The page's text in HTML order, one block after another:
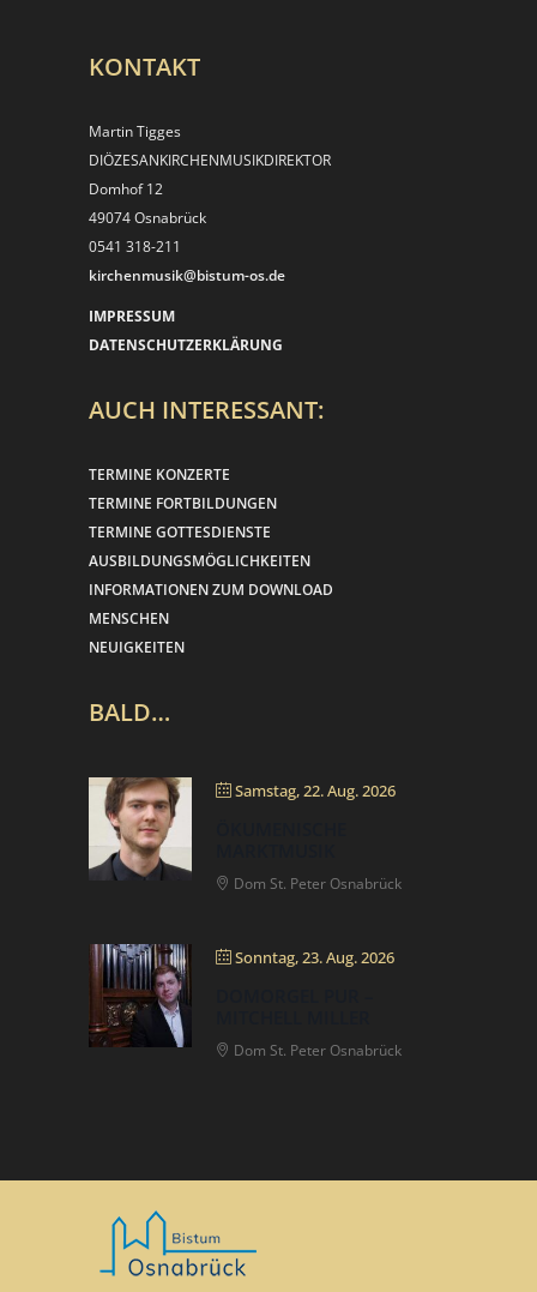
KONTAKT
Martin Tigges
DIÖZESANKIRCHEN­MUSIKDIREKTOR
Domhof 12
49074 Osnabrück
0541 318-211
kirchenmusik@bistum-os.de
IMPRESSUM
DATENSCHUTZERKLÄRUNG
AUCH INTERESSANT:
TERMINE KONZERTE
TERMINE FORTBILDUNGEN
TERMINE GOTTESDIENSTE
AUSBILDUNGSMÖGLICHKEITEN
INFORMATIONEN ZUM DOWNLOAD
MENSCHEN
NEUIGKEITEN
BALD…
Samstag, 22. Aug. 2026
Dom St. Peter Osnabrück
Sonntag, 23. Aug. 2026
Dom St. Peter Osnabrück